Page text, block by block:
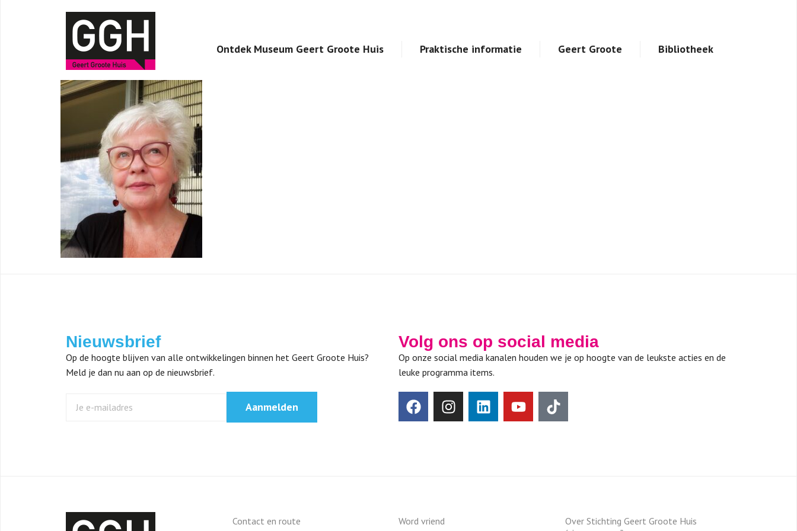
Ontdek Museum Geert Groote Huis Praktische informatie Geert Groote Bibliotheek
Nieuwsbrief
Op de hoogte blijven van alle ontwikkelingen binnen het Geert Groote Huis?
Meld je dan nu aan op de nieuwsbrief.
Aanmelden
Volg ons op social media
Op onze social media kanalen houden we je op hoogte van de leukste acties en de
leuke programma items.
Contact en route Word vriend
Over Stichting Geert Groote Huis